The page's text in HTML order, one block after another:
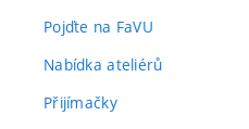
Pojďte na FaVU
Nabídka ateliérů
Přijímačky